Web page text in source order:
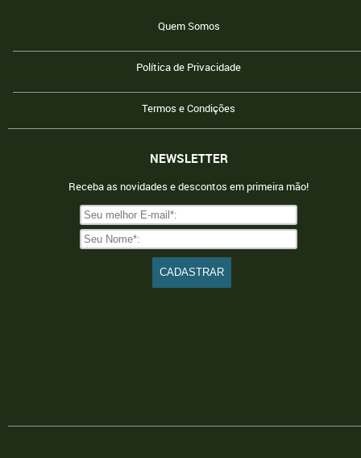
Quem Somos
Política de Privacidade
Termos e Condições
NEWSLETTER
Receba as novidades e descontos em primeira mão!